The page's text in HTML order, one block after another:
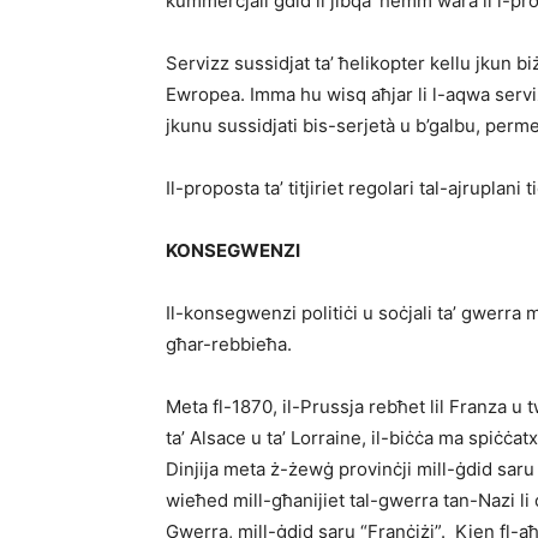
Servizz sussidjat ta’ ħelikopter kellu jkun
Ewropea. Imma hu wisq aħjar li l-aqwa
jkunu sussidjati bis-serjetà u b’galbu,
Il-proposta ta’ titjiriet regolari tal-ajruplani
KONSEGWENZI
Il-konsegwenzi politiċi u soċjali ta’ gwerra
għar-rebbieħa.
Meta fl-1870, il-Prussja rebħet lil Franza u
ta’ Alsace u ta’ Lorraine, il-biċċa ma
Dinjija meta ż-żewġ provinċji mill-ġdid saru
wieħed mill-għanijiet tal-gwerra tan-Nazi li
Gwerra, mill-ġdid saru “Franċiżi”. Kien fl-